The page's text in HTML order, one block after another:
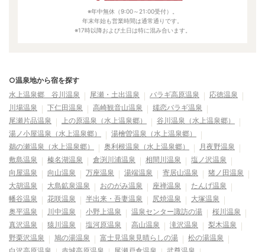
※年中無休（9:00～21:00受付）。
年末年始も営業時間は通常通りです。
※17時以降および土日は特に混み合います。
○温泉地から宿を探す
水上温泉郷 谷川温泉
尾瀬・土出温泉 バラギ高原温泉
応徳温泉
川場温泉
下仁田温泉 高崎観音山温泉
嬬恋バラギ温泉
尾瀬片品温泉
上の原温泉（水上温泉郷）
谷川温泉（水上温泉郷）
湯ノ小屋温泉（水上温泉郷）
湯檜曽温泉（水上温泉郷）
鵜の瀬温泉（水上温泉郷）
奥利根温泉（水上温泉郷）
月夜野温泉
敷島温泉
榛名湖温泉 倉渕川浦温泉 相間川温泉
塩ノ沢温泉
向屋温泉
向山温泉 万座温泉 湯端温泉 寄居山温泉
猪ノ田温泉
大胡温泉
大島鉱泉温泉 おのがみ温泉 座禅温泉
たんげ温泉
幡谷温泉
花咲温泉 半出来・吾妻温泉 尻焼温泉
大塚温泉
奥平温泉
川中温泉 小野上温泉 温泉センター諏訪の湯
桜川温泉
真沢温泉
猿川温泉 塩河原温泉 高山温泉 滝沢温泉
梨木温泉
野栗沢温泉
鳩の湯温泉 富士見温泉見晴らしの湯
松の湯温泉
白沢高原温泉
赤城高原温泉 尾瀬戸倉温泉
武尊温泉